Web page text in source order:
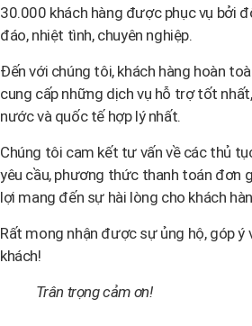
30.000 khách hàng được phục vụ bởi
đáo, nhiệt tình, chuyên nghiệp.
Đến với chúng tôi, khách hàng hoàn
cung cấp những dịch vụ hỗ trợ tốt
nước và quốc tế hợp lý nhất.
Chúng tôi cam kết tư vấn về các thủ
yêu cầu, phương thức thanh toán đơn
lợi mang đến sự hài lòng cho khách
Rất mong nhận được sự ủng hộ, góp ý
khách!
Trân trọng cảm ơn!